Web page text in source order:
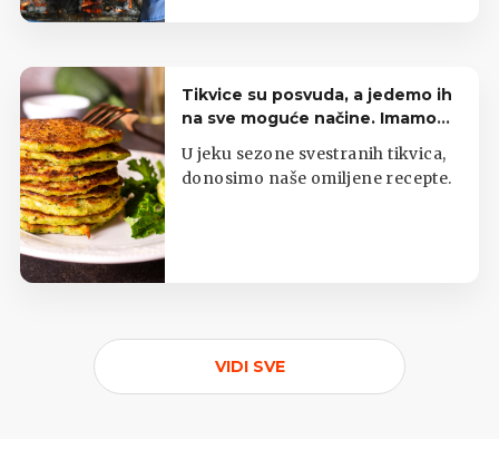
Tikvice su posvuda, a jedemo ih
na sve moguće načine. Imamo
top listu
U jeku sezone svestranih tikvica,
donosimo naše omiljene recepte.
VIDI SVE